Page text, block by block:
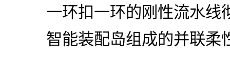
一环扣一环的刚性流水线
智能装配岛组成的并联柔